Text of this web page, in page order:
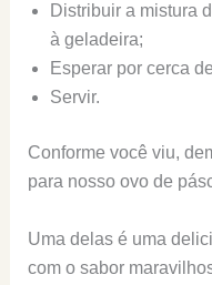
Distribuir a mistura
à geladeira;
Esperar por cerca
Servir.
Conforme você viu,
para nosso ovo de
Uma delas é uma
com o sabor